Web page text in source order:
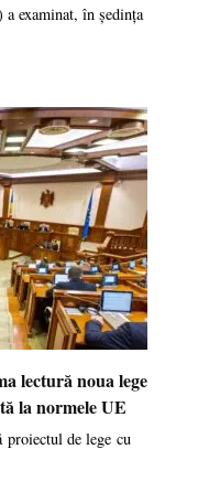
examinat, în ședința
lectură noua lege
la normele UE
proiectul de lege cu